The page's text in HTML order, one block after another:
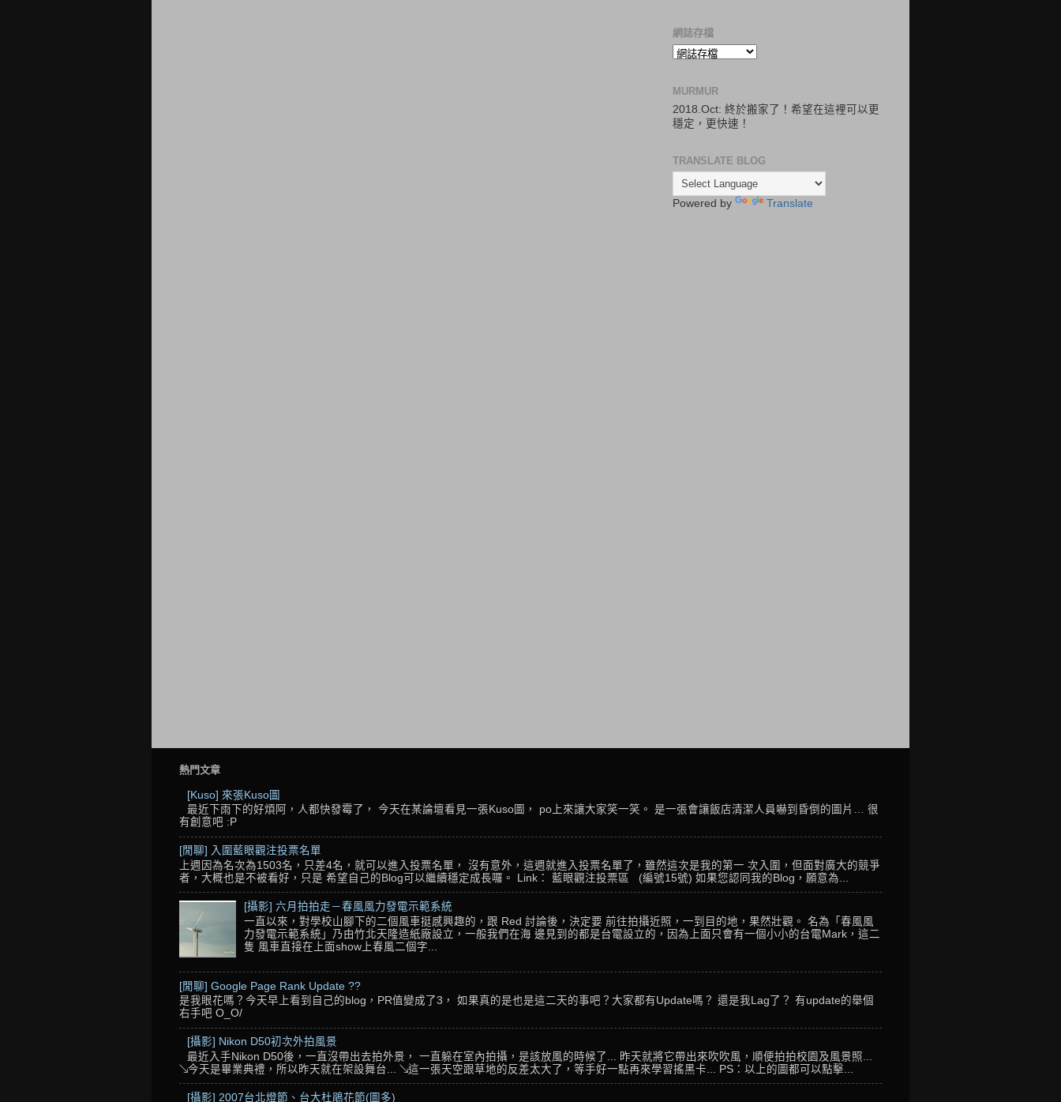
網誌存檔
MURMUR
2018.Oct: 終於搬家了！希望在這裡可以更
穩定，更快速！
TRANSLATE BLOG
Powered by Translate
熱門文章
[Kuso] 來張Kuso圖
最近下雨下的好煩阿，人都快發霉了， 今天在某論壇看見一張Kuso圖， po上來讓大家笑一笑。 是一張會讓飯店清潔人員嚇到昏倒的圖片… 很
有創意吧 :P
[閒聊] 入圍藍眼觀注投票名單
上週因為名次為1503名，只差4名，就可以進入投票名單， 沒有意外，這週就進入投票名單了，雖然這次是我的第一 次入圍，但面對廣大的競爭
者，大概也是不被看好，只是 希望自己的Blog可以繼續穩定成長囉。 Link： 藍眼觀注投票區 (編號15號) 如果您認同我的Blog，願意為...
[攝影] 六月拍拍走－春風風力發電示範系統
一直以來，對學校山腳下的二個風車挺感興趣的，跟 Red 討論後，決定要 前往拍攝近照，一到目的地，果然壯觀。 名為「春風風
力發電示範系統」乃由竹北天隆造紙廠設立，一般我們在海 邊見到的都是台電設立的，因為上面只會有一個小小的台電Mark，這二
隻 風車直接在上面show上春風二個字...
[閒聊] Google Page Rank Update ??
是我眼花嗎？今天早上看到自己的blog，PR值變成了3， 如果真的是也是這二天的事吧？大家都有Update嗎？ 還是我Lag了？ 有update的舉個
右手吧 O_O/
[攝影] Nikon D50初次外拍風景
最近入手Nikon D50後，一直沒帶出去拍外景， 一直躲在室內拍攝，是該放風的時候了... 昨天就將它帶出來吹吹風，順便拍拍校園及風景照...
↘今天是畢業典禮，所以昨天就在架設舞台... ↘這一張天空跟草地的反差太大了，等手好一點再來學習搖黑卡... PS：以上的圖都可以點擊...
[攝影] 2007台北燈節、台大杜鵑花節(圖多)